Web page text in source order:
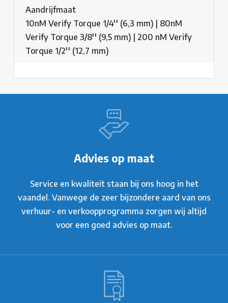
Aandrijfmaat
10nM Verify Torque 1/4'' (6,3 mm) | 80nM
Verify Torque 3/8'' (9,5 mm) | 200 nM Verify
Torque 1/2'' (12,7 mm)
Advies op maat
Service en kwaliteit staan bij ons hoog in het
vaandel. Vanwege de zeer bijzondere aard van ons
verhuur- en verkoopprogramma zorgen wij altijd
voor een goed advies op maat.